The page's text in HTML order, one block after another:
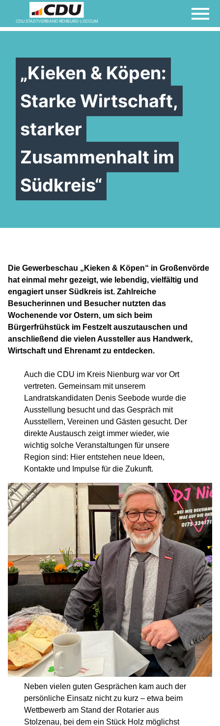
CDU STADTVERBAND REHBURG-LOCCUM
„Kieken & Köpen:
Starke Wirtschaft,
starker
Zusammenhalt im
Südkreis“
Die Gewerbeschau „Kieken & Köpen“ in Großenvörde
hat einmal mehr gezeigt, wie lebendig, vielfältig und
engagiert unser Südkreis ist. Zahlreiche
Besucherinnen und Besucher nutzten das
Wochenende vor Ostern, um sich beim
Bürgerfrühstück im Festzelt auszutauschen und
anschließend die vielen Aussteller aus Handwerk,
Wirtschaft und Ehrenamt zu entdecken.
Auch die CDU im Kreis Nienburg war vor Ort
vertreten. Gemeinsam mit unserem
Landratskandidaten Denis Seebode wurde die
Ausstellung besucht und das Gespräch mit
Ausstellern, Vereinen und Gästen gesucht. Der
direkte Austausch zeigt immer wieder, wie
wichtig solche Veranstaltungen für unsere
Region sind: Hier entstehen neue Ideen,
Kontakte und Impulse für die Zukunft.
Neben vielen guten Gesprächen kam auch der
persönliche Einsatz nicht zu kurz – etwa beim
Wettbewerb am Stand der Rotarier aus
Stolzenau, bei dem ein Stück Holz möglichst